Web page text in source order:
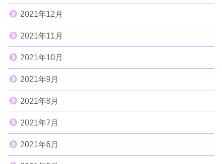
2021年12月
2021年11月
2021年10月
2021年9月
2021年8月
2021年7月
2021年6月